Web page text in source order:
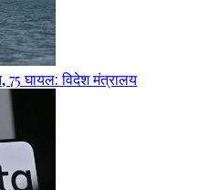
75 घायल: विदेश मंत्रालय